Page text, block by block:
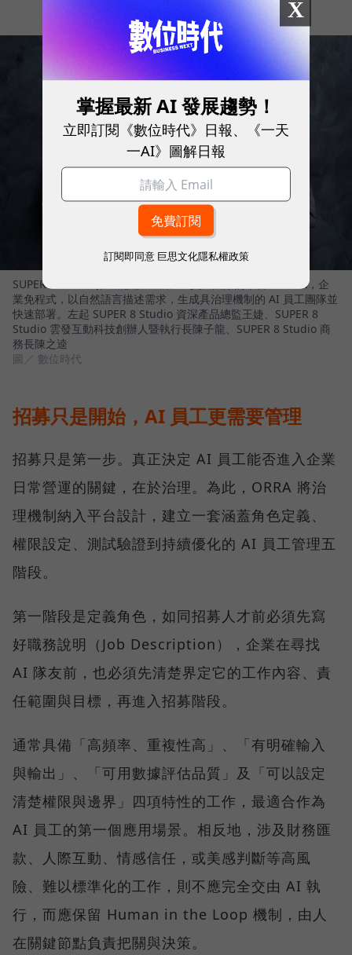
SUPER 8 Studio 推出能建立企業 AI 員工團隊的平台 - ORRA，企
業免程式，以自然語言描述需求，生成具治理機制的 AI 員工團隊並
快速部署。左起 SUPER 8 Studio 資深產品總監王婕、SUPER 8
Studio 雲發互動科技創辦人暨執行長陳子龍、SUPER 8 Studio 商
務長陳之逵
圖／ 數位時代
招募只是開始，AI 員工更需要管理
招募只是第一步。真正決定 AI 員工能否進入企業
日常營運的關鍵，在於治理。為此，ORRA 將治
理機制納入平台設計，建立一套涵蓋角色定義、
權限設定、測試驗證到持續優化的 AI 員工管理五
階段。
第一階段是定義角色，如同招募人才前必須先寫
好職務說明（Job Description），企業在尋找
AI 隊友前，也必須先清楚界定它的工作內容、責
任範圍與目標，再進入招募階段。
通常具備「高頻率、重複性高」、「有明確輸入
與輸出」、「可用數據評估品質」及「可以設定
清楚權限與邊界」四項特性的工作，最適合作為
AI 員工的第一個應用場景。相反地，涉及財務匯
款、人際互動、情感信任，或美感判斷等高風
險、難以標準化的工作，則不應完全交由 AI 執
行，而應保留 Human in the Loop 機制，由人
在關鍵節點負責把關與決策。
X
掌握最新 AI 發展趨勢！
立即訂閱《數位時代》日報、《一天
一AI》圖解日報
訂閱即同意 巨思文化隱私權政策